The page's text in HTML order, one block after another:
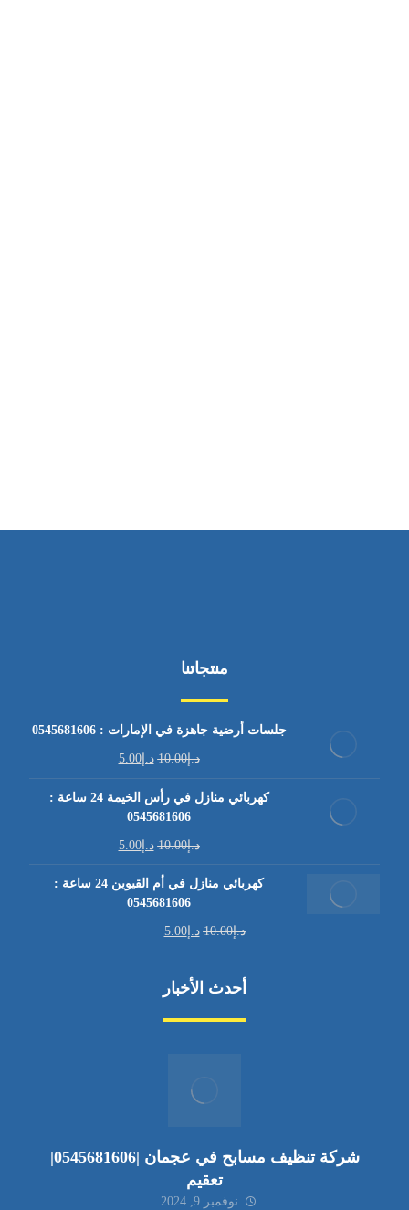
منتجاتنا
جلسات أرضية جاهزة في الإمارات : 0545681606
د.إ10.00 د.إ5.00
كهربائي منازل في رأس الخيمة 24 ساعة :
0545681606
د.إ10.00 د.إ5.00
كهربائي منازل في أم القيوين 24 ساعة :
0545681606
د.إ10.00 د.إ5.00
أحدث الأخبار
شركة تنظيف مسابح في عجمان |0545681606|
تعقيم
نوفمبر 9, 2024